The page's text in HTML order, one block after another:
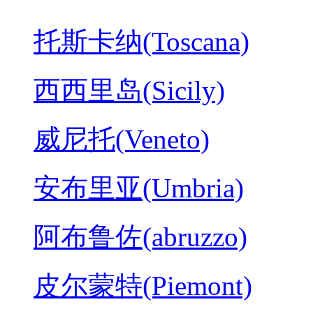
托斯卡纳(Toscana)
西西里岛(Sicily)
威尼托(Veneto)
安布里亚(Umbria)
阿布鲁佐(abruzzo)
皮尔蒙特(Piemont)